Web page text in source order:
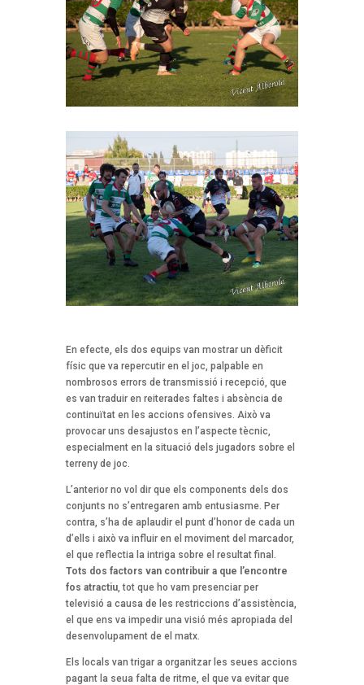
En efecte, els dos equips van mostrar un dèficit
físic que va repercutir en el joc, palpable en
nombrosos errors de transmissió i recepció, que
es van traduir en reiterades faltes i absència de
continuïtat en les accions ofensives. Això va
provocar uns desajustos en l’aspecte tècnic,
especialment en la situació dels jugadors sobre el
terreny de joc.
L’anterior no vol dir que els components dels dos
conjunts no s’entregaren amb entusiasme. Per
contra, s’ha de aplaudir el punt d’honor de cada un
d’ells i això va influir en el moviment del marcador,
el que reflectia la intriga sobre el resultat final.
Tots dos factors van contribuir a que l’encontre
fos atractiu, tot que ho vam presenciar per
televisió a causa de les restriccions d’assistència,
el que ens va impedir una visió més apropiada del
desenvolupament de el matx.
Els locals van trigar a organitzar les seues accions
pagant la seua falta de ritme, el que va evitar que